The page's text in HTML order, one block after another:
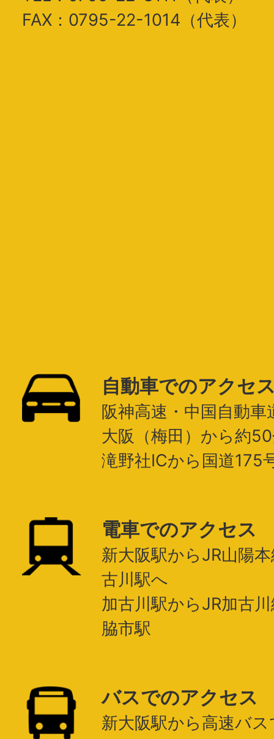
FAX：0795-22-1014（代表）
自動車でのアクセ
阪神高速・中国自動車
大阪（梅田）から約
滝野社ICから国道175
電車でのアクセス
新大阪駅からJR山陽
古川駅へ
加古川駅からJR加古
脇市駅
バスでのアクセス
新大阪駅から高速バ